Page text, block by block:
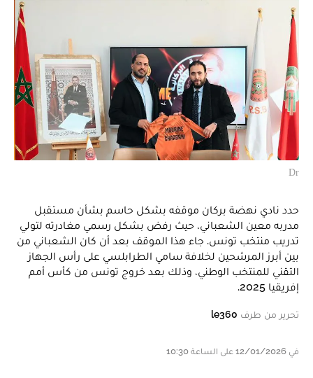
Dr
حدد نادي نهضة بركان موقفه بشكل حاسم بشأن مستقبل
مدربه معين الشعباني، حيث رفض بشكل رسمي مغادرته لتولي
تدريب منتخب تونس. جاء هذا الموقف بعد أن كان الشعباني من
بين أبرز المرشحين لخلافة سامي الطرابلسي على رأس الجهاز
التقني للمنتخب الوطني، وذلك بعد خروج تونس من كأس أمم
إفريقيا 2025.
تحرير من طرف le360
في 12/01/2026 على الساعة 10:30